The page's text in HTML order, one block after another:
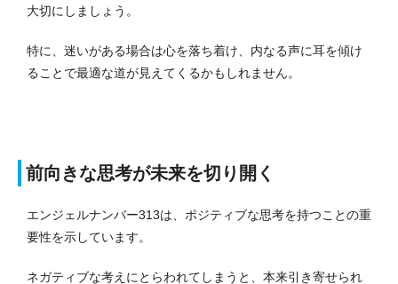
大切にしましょう。
特に、迷いがある場合は心を落ち着け、内なる声に耳を傾け
ることで最適な道が見えてくるかもしれません。
前向きな思考が未来を切り開く
エンジェルナンバー313は、ポジティブな思考を持つことの重
要性を示しています。
ネガティブな考えにとらわれてしまうと、本来引き寄せられ